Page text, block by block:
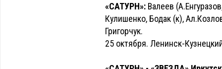
«САТУРН»: Валеев
Кулишенко, Бодак (к),
Григорчук.
25 октября. Ленинск-